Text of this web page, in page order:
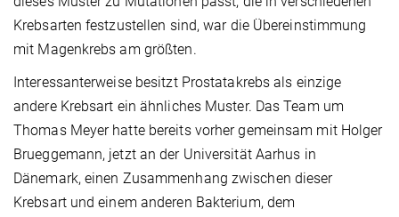
Krebsarten festzustellen sind, war die Übereinstimmung
mit Magenkrebs am größten.
Interessanterweise besitzt Prostatakrebs als einzige
andere Krebsart ein ähnliches Muster. Das Team um
Thomas Meyer hatte bereits vorher gemeinsam mit Holger
Brueggemann, jetzt an der Universität Aarhus in
Dänemark, einen Zusammenhang zwischen dieser
Krebsart und einem anderen Bakterium, dem